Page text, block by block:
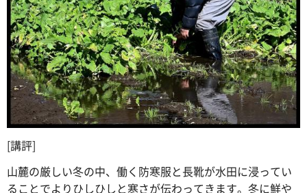
[講評]
山麓の厳しい冬の中、働く防寒服と長靴が水田に浸ってい
ることでよりひしひしと寒さが伝わってきます。冬に鮮や